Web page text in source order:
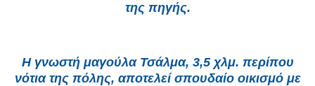
της πηγής.
Η γνωστή μαγούλα Τσάλμα, 3,5 χλμ. περίπου
νότια της πόλης, αποτελεί σπουδαίο οικισμό με